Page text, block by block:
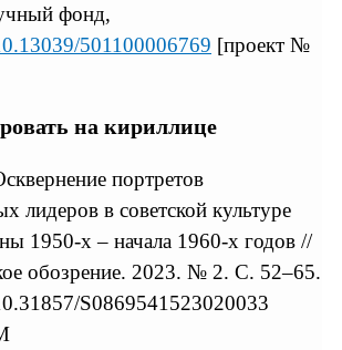
фонд,
501100006769 [проект №
на кириллице
портретов
лидеров в советской культуре
1950-х – начала 1960-х годов //
обозрение. 2023. № 2. С. 52–65.
S0869541523020033